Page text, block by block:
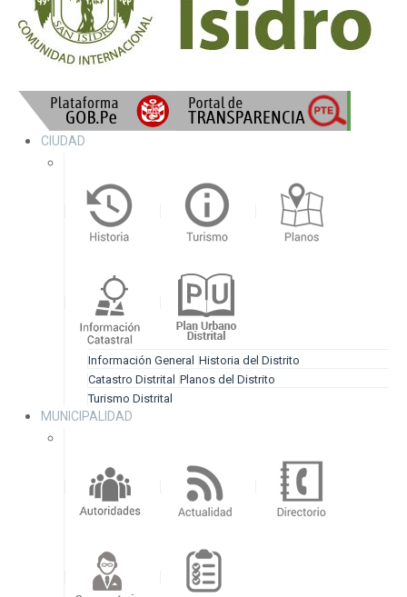
CIUDAD
Información General Historia del Distrito
Catastro Distrital Planos del Distrito
Turismo Distrital
MUNICIPALIDAD